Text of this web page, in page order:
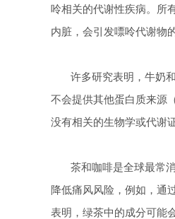
呤相关的代谢性疾病。所
内脏，会引发嘌呤代谢物
许多研究表明，牛奶和
不会提供其他蛋白质来源
没有相关的生物学或代谢
茶和咖啡是全球最常消
降低痛风风险，例如，通
表明，绿茶中的成分可能